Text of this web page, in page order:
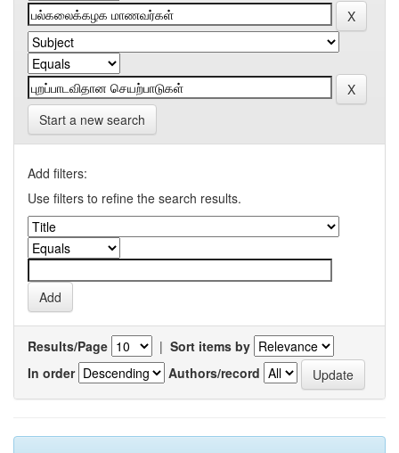
Start a new search
Add filters:
Use filters to refine the search results.
Results/Page | Sort items by
In order
Authors/record